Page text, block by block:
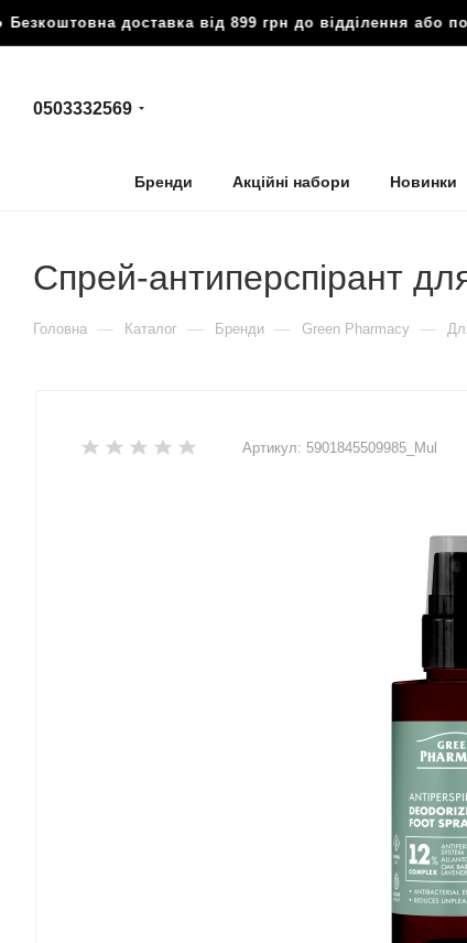
доставка від 899 грн до відділення або
0503332569
Бренди Акційні набори Новинки
Спрей-антиперспірант
Головна — Каталог — Бренди — Green Pharmacy —
Артикул: 5901845509985_Mul